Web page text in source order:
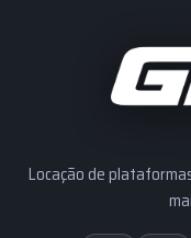
Locação de